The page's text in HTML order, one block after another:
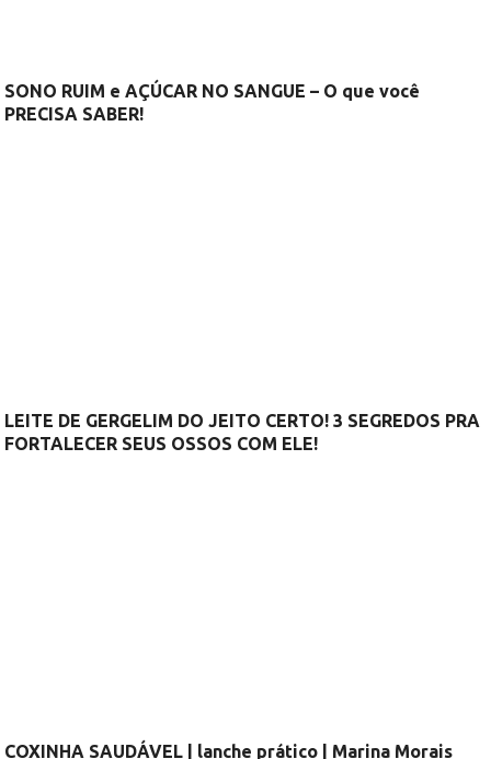
SONO RUIM e AÇÚCAR NO SANGUE – O que você
PRECISA SABER!
LEITE DE GERGELIM DO JEITO CERTO! 3 SEGREDOS PRA
FORTALECER SEUS OSSOS COM ELE!
COXINHA SAUDÁVEL | lanche prático | Marina Morais